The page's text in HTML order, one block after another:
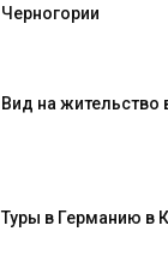
Черногории
Вид на
Туры в Германию в